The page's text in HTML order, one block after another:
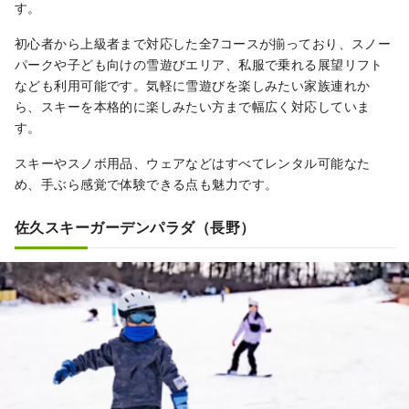
す。
初心者から上級者まで対応した全7コースが揃っており、スノー
パークや子ども向けの雪遊びエリア、私服で乗れる展望リフト
なども利用可能です。気軽に雪遊びを楽しみたい家族連れか
ら、スキーを本格的に楽しみたい方まで幅広く対応していま
す。
スキーやスノボ用品、ウェアなどはすべてレンタル可能なた
め、手ぶら感覚で体験できる点も魅力です。
佐久スキーガーデンパラダ（長野）